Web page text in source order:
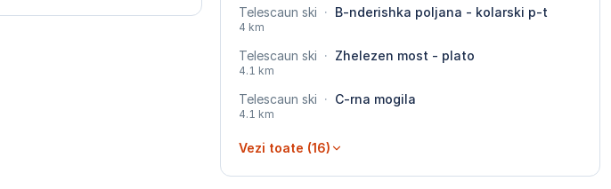
Telescaun ski · B-nderishka poljana - kolarski p-t
4 km
Telescaun ski · Zhelezen most - plato
4.1 km
Telescaun ski · C-rna mogila
4.1 km
Vezi toate (16)